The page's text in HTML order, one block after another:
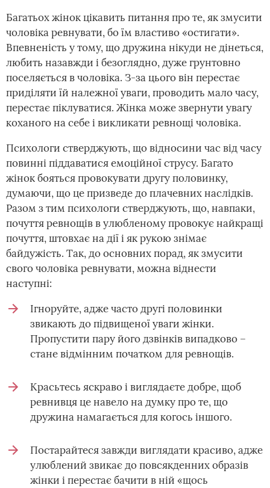
Багатьох жінок цікавить питання про те, як змусити
чоловіка ревнувати, бо їм властиво «остигати».
Впевненість у тому, що дружина нікуди не дінеться,
любить назавжди і безоглядно, дуже грунтовно
поселяється в чоловіка. З-за цього він перестає
приділяти їй належної уваги, проводить мало часу,
перестає піклуватися. Жінка може звернути увагу
коханого на себе і викликати ревнощі чоловіка.
Психологи стверджують, що відносини час від часу
повинні піддаватися емоційної струсу. Багато
жінок бояться провокувати другу половинку,
думаючи, що це призведе до плачевних наслідків.
Разом з тим психологи стверджують, що, навпаки,
почуття ревнощів в улюбленому провокує найкращі
почуття, штовхає на дії і як рукою знімає
байдужість. Так, до основних порад, як змусити
свого чоловіка ревнувати, можна віднести
наступні:
Ігноруйте, адже часто другі половинки
звикають до підвищеної уваги жінки.
Пропустити пару його дзвінків випадково –
стане відмінним початком для ревнощів.
Красьтесь яскраво і виглядаєте добре, щоб
ревнивця це навело на думку про те, що
дружина намагається для когось іншого.
Постарайтеся завжди виглядати красиво, адже
улюблений звикає до повсякденних образів
жінки і перестає бачити в ній «щось